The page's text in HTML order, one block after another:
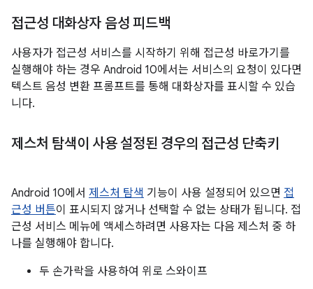
접근성 대화상자 음성 피드백
사용자가 접근성 서비스를 시작하기 위해 접근성 바로가기를
실행해야 하는 경우 Android 10에서는 서비스의 요청이 있다면
텍스트 음성 변환 프롬프트를 통해 대화상자를 표시할 수 있습
니다.
제스처 탐색이 사용 설정된 경우의 접근성 단축키
Android 10에서 제스처 탐색 기능이 사용 설정되어 있으면 접
근성 버튼이 표시되지 않거나 선택할 수 없는 상태가 됩니다. 접
근성 서비스 메뉴에 액세스하려면 사용자는 다음 제스처 중 하
나를 실행해야 합니다.
두 손가락을 사용하여 위로 스와이프